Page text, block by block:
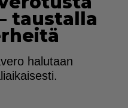
taustalla
halutaan